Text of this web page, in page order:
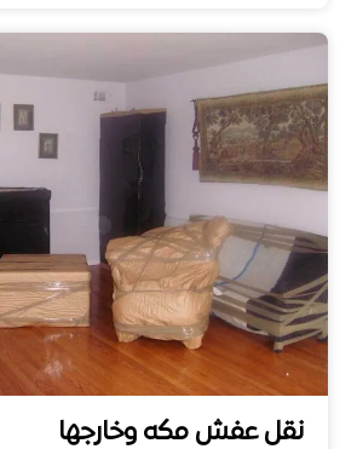
نقل عفش مكه وخارجها